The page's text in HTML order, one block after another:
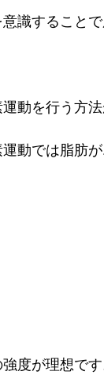
識すること
動を行う方
動では脂肪
度が理想で